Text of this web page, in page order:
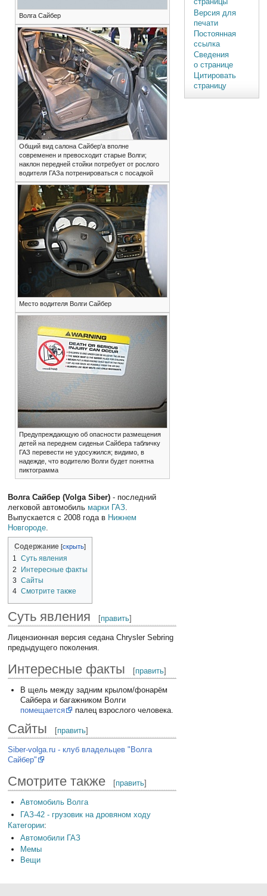
Волга Сайбер
Общий вид салона Сайбер'а вполне
современен и превосходит старые Волги;
наклон передней стойки потребует от рослого
водителя ГАЗа потренироваться с посадкой
Место водителя Волги Сайбер
Предупреждающую об опасности размещения
детей на переднем сиденьи Сайбера табличку
ГАЗ перевести не удосужился; видимо, в
надежде, что водителю Волги будет понятна
пиктограмма
Волга Сайбер (Volga Siber) - последний
легковой автомобиль марки ГАЗ.
Выпускается с 2008 года в Нижнем
Новгороде.
Содержание
1
Суть явления
2
Интересные факты
3
Сайты
4 Смотрите также
Суть явления [править]
Лицензионная версия седана Chrysler Sebring
предыдущего поколения.
Интересные факты [править]
В щель между задним крылом/фонарём
Сайбера и багажником Волги
помещается
палец взрослого человека.
Сайты [править]
Siber-volga.ru - клуб владельцев "Волга
Сайбер"
Смотрите также [править]
Автомобиль Волга
ГАЗ-42 - грузовик на дровяном ходу
Категории:
Автомобили ГАЗ
Мемы
Вещи
Версия для
печати
Постоянная
ссылка
Сведения
о странице
Цитировать
страницу